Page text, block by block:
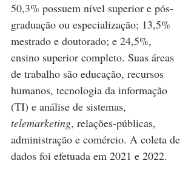
50,3% possuem nível superior e pós-
graduação ou especialização; 13,5%
mestrado e doutorado; e 24,5%,
ensino superior completo. Suas áreas
de trabalho são educação, recursos
humanos, tecnologia da informação
(TI) e análise de sistemas,
telemarketing, relações-públicas,
administração e comércio. A coleta de
dados foi efetuada em 2021 e 2022.